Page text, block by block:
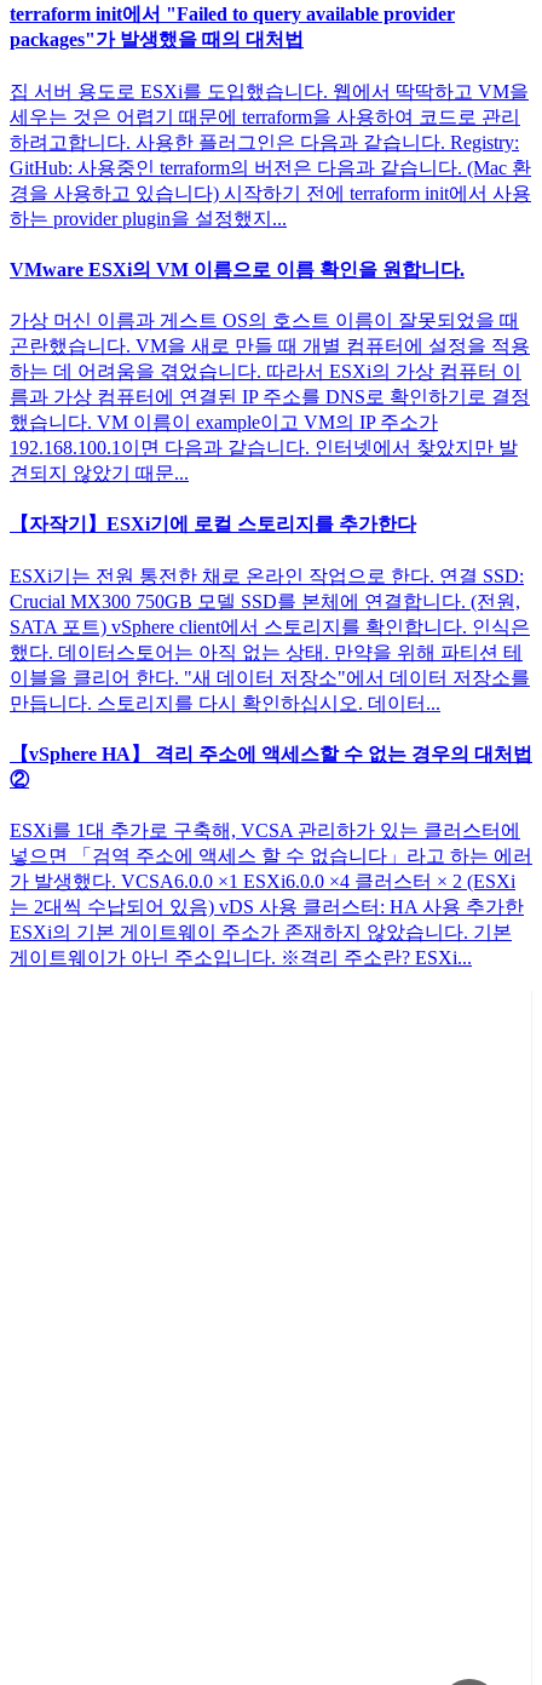
terraform init에서 "Failed to query available provider
packages"가 발생했을 때의 대처법
집 서버 용도로 ESXi를 도입했습니다. 웹에서 딱딱하고 VM을
세우는 것은 어렵기 때문에 terraform을 사용하여 코드로 관리
하려고합니다. 사용한 플러그인은 다음과 같습니다. Registry:
GitHub: 사용중인 terraform의 버전은 다음과 같습니다. (Mac 환
경을 사용하고 있습니다) 시작하기 전에 terraform init에서 사용
하는 provider plugin을 설정했지...
VMware ESXi의 VM 이름으로 이름 확인을 원합니다.
가상 머신 이름과 게스트 OS의 호스트 이름이 잘못되었을 때
곤란했습니다. VM을 새로 만들 때 개별 컴퓨터에 설정을 적용
하는 데 어려움을 겪었습니다. 따라서 ESXi의 가상 컴퓨터 이
름과 가상 컴퓨터에 연결된 IP 주소를 DNS로 확인하기로 결정
했습니다. VM 이름이 example이고 VM의 IP 주소가
192.168.100.1이면 다음과 같습니다. 인터넷에서 찾았지만 발
견되지 않았기 때문...
【자작기】ESXi기에 로컬 스토리지를 추가한다
ESXi기는 전원 통전한 채로 온라인 작업으로 한다. 연결 SSD:
Crucial MX300 750GB 모델 SSD를 본체에 연결합니다. (전원,
SATA 포트) vSphere client에서 스토리지를 확인합니다. 인식은
했다. 데이터스토어는 아직 없는 상태. 만약을 위해 파티션 테
이블을 클리어 한다. "새 데이터 저장소"에서 데이터 저장소를
만듭니다. 스토리지를 다시 확인하십시오. 데이터...
【vSphere HA】 격리 주소에 액세스할 수 없는 경우의 대처법
②
ESXi를 1대 추가로 구축해, VCSA 관리하가 있는 클러스터에
넣으면 「검역 주소에 액세스 할 수 없습니다」라고 하는 에러
가 발생했다. VCSA6.0.0 ×1 ESXi6.0.0 ×4 클러스터 × 2 (ESXi
는 2대씩 수납되어 있음) vDS 사용 클러스터: HA 사용 추가한
ESXi의 기본 게이트웨이 주소가 존재하지 않았습니다. 기본
게이트웨이가 아닌 주소입니다. ※격리 주소란? ESXi...